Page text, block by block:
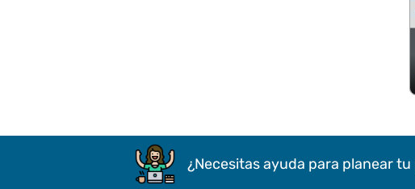
¿Necesitas ayuda para planear